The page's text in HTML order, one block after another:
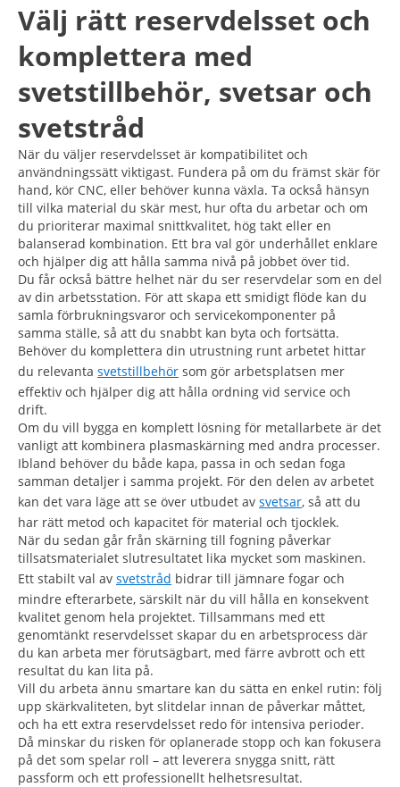
Välj rätt reservdelsset och
komplettera med
svetstillbehör, svetsar och
svetstråd
När du väljer reservdelsset är kompatibilitet och
användningssätt viktigast. Fundera på om du främst skär för
hand, kör CNC, eller behöver kunna växla. Ta också hänsyn
till vilka material du skär mest, hur ofta du arbetar och om
du prioriterar maximal snittkvalitet, hög takt eller en
balanserad kombination. Ett bra val gör underhållet enklare
och hjälper dig att hålla samma nivå på jobbet över tid.
Du får också bättre helhet när du ser reservdelar som en del
av din arbetsstation. För att skapa ett smidigt flöde kan du
samla förbrukningsvaror och servicekomponenter på
samma ställe, så att du snabbt kan byta och fortsätta.
Behöver du komplettera din utrustning runt arbetet hittar
du relevanta svetstillbehör som gör arbetsplatsen mer
effektiv och hjälper dig att hålla ordning vid service och
drift.
Om du vill bygga en komplett lösning för metallarbete är det
vanligt att kombinera plasmaskärning med andra processer.
Ibland behöver du både kapa, passa in och sedan foga
samman detaljer i samma projekt. För den delen av arbetet
kan det vara läge att se över utbudet av svetsar, så att du
har rätt metod och kapacitet för material och tjocklek.
När du sedan går från skärning till fogning påverkar
tillsatsmaterialet slutresultatet lika mycket som maskinen.
Ett stabilt val av svetstråd bidrar till jämnare fogar och
mindre efterarbete, särskilt när du vill hålla en konsekvent
kvalitet genom hela projektet. Tillsammans med ett
genomtänkt reservdelsset skapar du en arbetsprocess där
du kan arbeta mer förutsägbart, med färre avbrott och ett
resultat du kan lita på.
Vill du arbeta ännu smartare kan du sätta en enkel rutin: följ
upp skärkvaliteten, byt slitdelar innan de påverkar måttet,
och ha ett extra reservdelsset redo för intensiva perioder.
Då minskar du risken för oplanerade stopp och kan fokusera
på det som spelar roll – att leverera snygga snitt, rätt
passform och ett professionellt helhetsresultat.